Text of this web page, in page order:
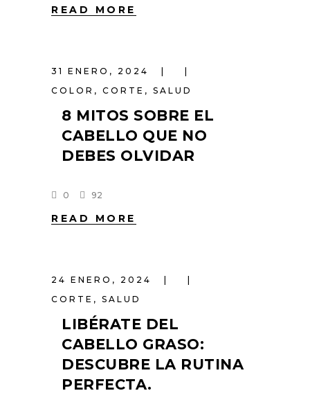
READ MORE
31 ENERO, 2024
COLOR , CORTE , SALUD
8 MITOS SOBRE EL
CABELLO QUE NO
DEBES OLVIDAR
0 92
READ MORE
24 ENERO, 2024
CORTE , SALUD
LIBÉRATE DEL
CABELLO GRASO:
DESCUBRE LA RUTINA
PERFECTA.